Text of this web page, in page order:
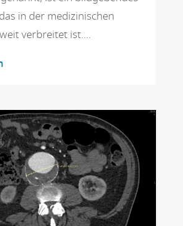
in der medizinischen
verbreitet ist....